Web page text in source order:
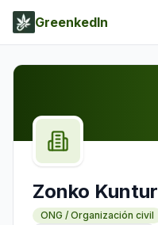
GreenkedIn
Zonko Kuntur
ONG / Organización civil